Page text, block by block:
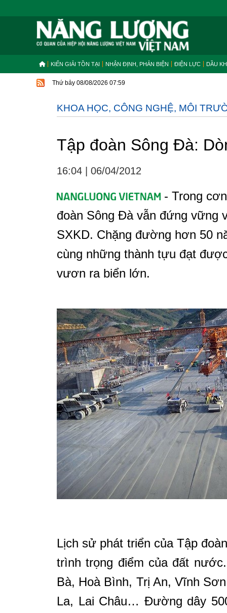
KIẾN GIẢI TỒN TẠI NHẬN ĐỊNH, PHẢN BIỆN ĐIỆN LỰC DẦU
Thứ bảy 08/08/2026 07:59
KHOA HỌC, CÔNG NGHỆ, MÔI
Tập đoàn Sông Đà:
16:04 06/04/2012
- Trong
đoàn Sông Đà vẫn đứng vững
SXKD. Chặng đường hơn 50
cùng những thành tựu đạt
vươn ra biển lớn.
Lịch sử phát triển của Tập
trình trọng điểm của đất
Bà, Hoà Bình, Trị An, Vĩnh
La, Lai Châu… Đường dây